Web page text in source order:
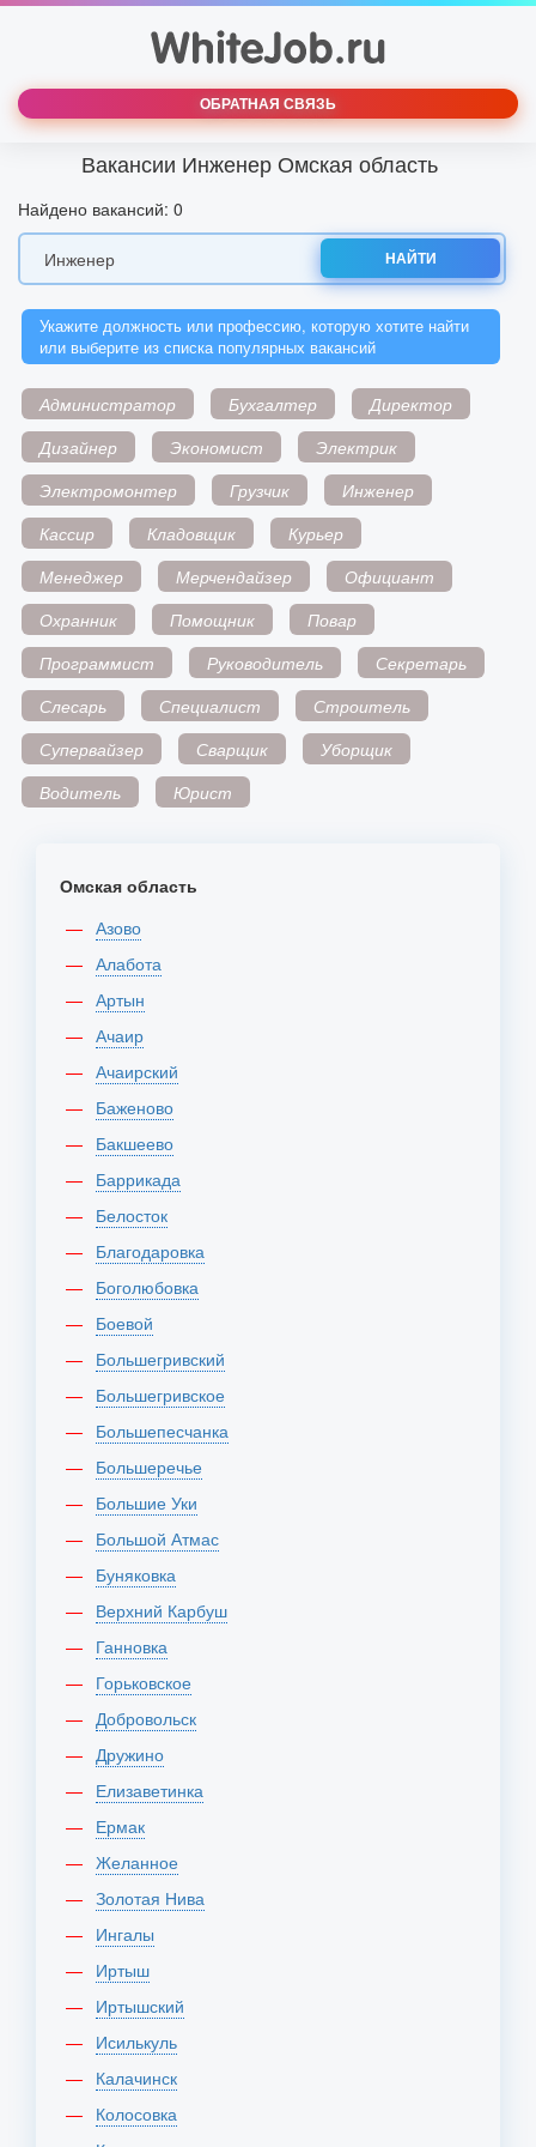
ОБРАТНАЯ СВЯЗЬ
Вакансии Инженер Омская область
Найдено вакансий: 0
НАЙТИ
Укажите должность или профессию, которую хотите найти
или выберите из списка популярных вакансий
Администратор Бухгалтер
Директор
Дизайнер
Экономист
Электрик
Электромонтер
Грузчик
Инженер
Кассир
Кладовщик
Курьер
Менеджер
Мерчендайзер
Официант
Охранник
Помощник
Повар
Программист
Руководитель
Секретарь
Слесарь
Специалист
Строитель
Супервайзер
Сварщик
Уборщик
Водитель
Юрист
Омская область
Азово
Алабота
Артын
Ачаир
Ачаирский
Баженово
Бакшеево
Баррикада
Белосток
Благодаровка
Боголюбовка
Боевой
Большегривский
Большегривское
Большепесчанка
Большеречье
Большие Уки
Большой Атмас
Буняковка
Верхний Карбуш
Ганновка
Горьковское
Добровольск
Дружино
Елизаветинка
Ермак
Желанное
Золотая Нива
Ингалы
Иртыш
Иртышский
Исилькуль
Калачинск
Колосовка